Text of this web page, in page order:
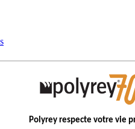
Polyrey respecte votre vie